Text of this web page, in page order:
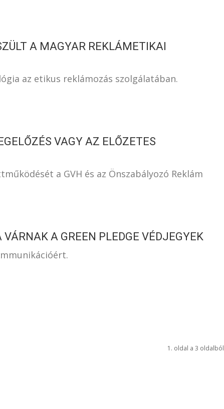
A MAGYAR REKLÁMETIKAI
az etikus reklámozás szolgálatában.
VAGY AZ ELŐZETES
a GVH és az Önszabályozó Reklám
VÁRNAK A GREEN PLEDGE VÉDJEGYEK
1. oldal a 3 oldalból